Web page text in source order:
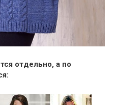
отдельно, а по